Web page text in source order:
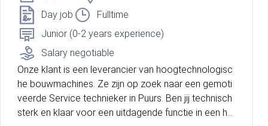
Day job
Fulltime
Junior (0-2 years experience)
Salary negotiable
Onze klant is een leverancier van hoogtechnologisc
he bouwmachines. Ze zijn op zoek naar een gemoti
veerde Service technieker in Puurs. Ben jij technisch
sterk en klaar voor een uitdagende functie in een he